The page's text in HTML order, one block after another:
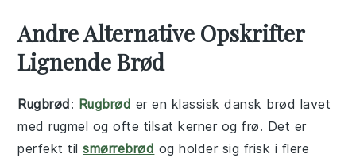
Andre Alternative Opskrifter
Lignende Brød
Rugbrød: Rugbrød er en klassisk dansk brød lavet
med rugmel og ofte tilsatkerner ogfrø. Det er
perfekt tilsmørrebrød og holder sig frisk i flere